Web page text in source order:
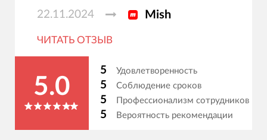
22.11.2024 Mish
ЧИТАТЬ ОТЗЫВ
5.0
5 Удовлетворенность
5 Соблюдение сроков
5 Профессионализм сотрудников
5 Вероятность рекомендации